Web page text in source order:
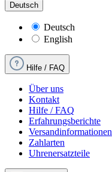
Deutsch
Deutsch
English
Hilfe / FAQ
Über uns
Kontakt
Hilfe / FAQ
Erfahrungsberichte
Versandinformationen
Zahlarten
Uhrenersatzteile